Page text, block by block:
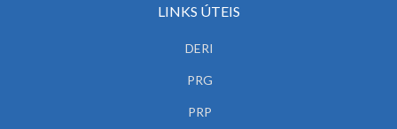
LINKS ÚTEIS
DERI
PRG
PRP